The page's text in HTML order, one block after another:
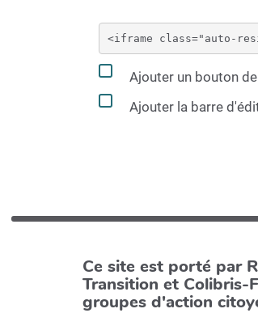
Ajouter un bouton
Ajouter la barre
Ce site est porté par
Transition et Colibris-
groupes d'action